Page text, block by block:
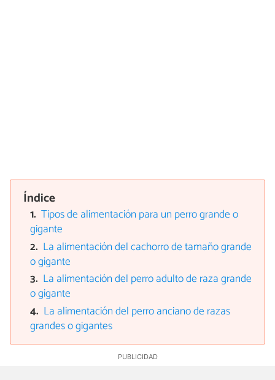
Índice
Tipos de alimentación para un perro grande o
gigante
La alimentación del cachorro de tamaño grande
o gigante
La alimentación del perro adulto de raza grande
o gigante
La alimentación del perro anciano de razas
grandes o gigantes